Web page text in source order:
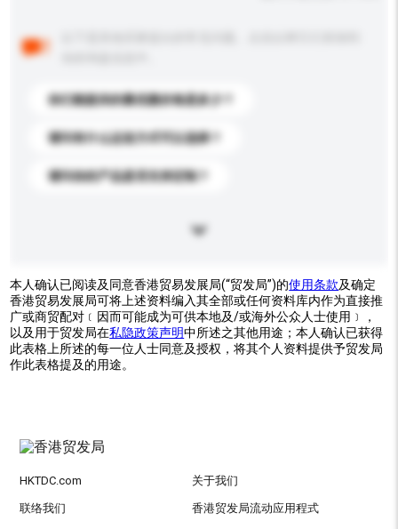
你们能提供的最优惠价格是多少？
请问有什么运送方式可以选择？
请问你的产品是否支持定制？
本人确认已阅读及同意香港贸易发展局(“贸发局”)的使用条款及确定
香港贸易发展局可将上述资料编入其全部或任何资料库内作为直接推
广或商贸配对﹝因而可能成为可供本地及/或海外公众人士使用﹞，
以及用于贸发局在私隐政策声明中所述之其他用途；本人确认已获得
此表格上所述的每一位人士同意及授权，将其个人资料提供予贸发局
作此表格提及的用途。
HKTDC.com 关于我们
联络我们 香港贸发局流动应用程式